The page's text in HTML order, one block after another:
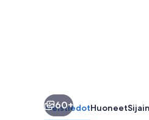
60+
YleistiedotHuoneet